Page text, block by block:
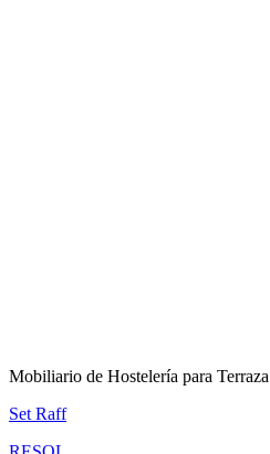
Mobiliario de Hostelería para Terraza
Set Raff